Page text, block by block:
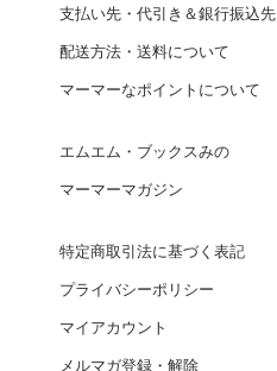
支払い先・代引き＆銀行振込先
配送方法・送料について
マーマーなポイントについて
エムエム・ブックスみの
マーマーマガジン
特定商取引法に基づく表記
プライバシーポリシー
マイアカウント
メルマガ登録・解除